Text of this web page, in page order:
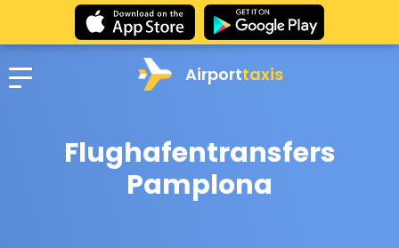
Airporttaxis
Flughafentransfers
Pamplona